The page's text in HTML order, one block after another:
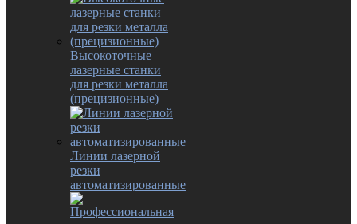
Высокоточные
лазерные станки
для резки металла
(прецизионные)
Линии лазерной
резки
автоматизированные